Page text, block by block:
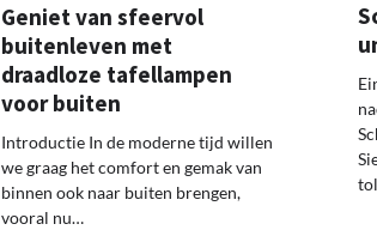
Geniet van sfeervol
buitenleven met
draadloze tafellampen
voor buiten
Introductie In de moderne tijd willen
we graag het comfort en gemak van
binnen ook naar buiten brengen,
vooral nu…